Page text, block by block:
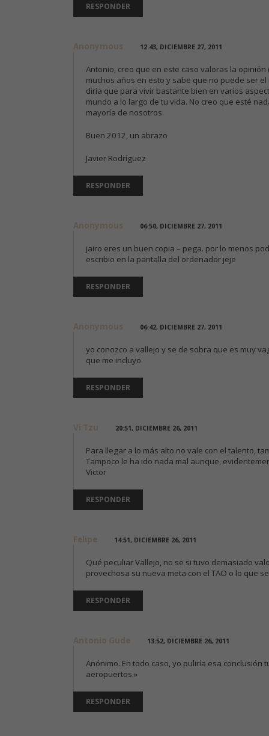
RESPONDER
Anonymous 12:43, DICIEMBRE 27, 2011
Antonio, creo que en este caso valoras la
muchos años en esto y sabe que no puede ser
diría que para vivir bastante bien en varios
mundo a lo largo de tu vida. No creo que esté
mayoría de nosotros.
Buen 2012, un abrazo
Javier Rodríguez
RESPONDER
Anonymous 06:50, DICIEMBRE 27, 2011
jairo eres un buen copia – pega. por lo menos
escribio en la pantalla del ordenador jeje
RESPONDER
Anonymous 06:42, DICIEMBRE 27, 2011
yo conozco a vallejo y se de sobra que es muy
que me incluyo
RESPONDER
Vi Tzu 20:51, DICIEMBRE 26, 2011
Para llegar a lo más alto no vale con el talento,
Tampoco le ha ido nada mal aunque,
Victor
RESPONDER
Felipe 14:51, DICIEMBRE 26, 2011
Qué peculiar Vallejo, no se si tuvo demasiado
provechosa su nueva meta con el TAO o lo que
RESPONDER
Antonio Gude 13:52, DICIEMBRE 26, 2011
Anónimo. En todo caso, yo puliría esa
aeropuertos.»
RESPONDER